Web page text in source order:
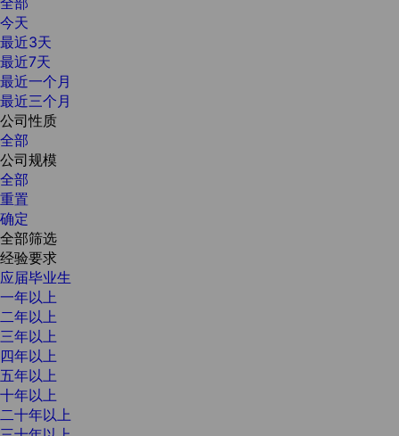
今天
最近3天
最近7天
最近一个月
最近三个月
公司性质
全部
公司规模
全部
重置
确定
全部筛选
经验要求
应届毕业生
一年以上
二年以上
三年以上
四年以上
五年以上
十年以上
二十年以上